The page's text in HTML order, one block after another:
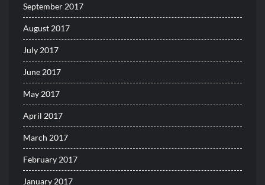
September 2017
August 2017
July 2017
June 2017
May 2017
April 2017
March 2017
February 2017
January 2017